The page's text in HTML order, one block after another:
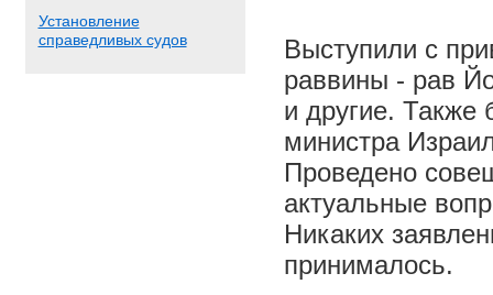
Установление
справедливых судов
Выступили с
раввины - рав
и другие. Также
министра
Проведено
актуальные
Никаких
принималось.